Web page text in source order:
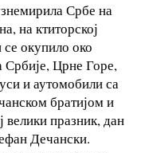
Србе на
на ктиторској
окупило око
Србије, Црне Горе,
и аутомобили са
братијом и
велики празник, дан
Дечански.